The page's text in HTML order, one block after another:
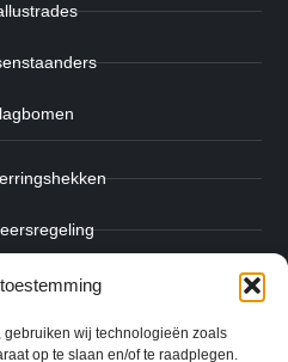
wij technologieën zoals
op te slaan en/of te raadplegen.